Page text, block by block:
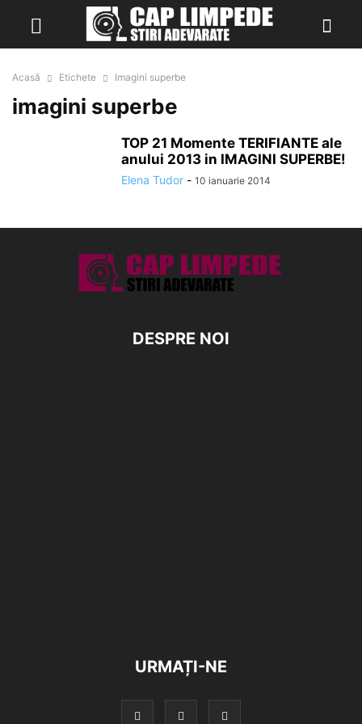
Acasă Etichete Imagini superbe
imagini superbe
TOP 21 Momente TERIFIANTE ale
anului 2013 in IMAGINI SUPERBE!
Elena Tudor - 10 ianuarie 2014
DESPRE NOI
URMAȚI-NE